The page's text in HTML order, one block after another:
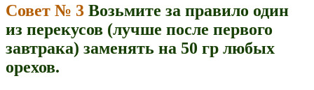
Совет № 3 Возьмите за правило один
из перекусов (лучше после первого
завтрака) заменять на 50 гр любых
орехов.